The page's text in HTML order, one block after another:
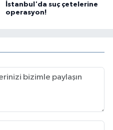
İstanbul'da suç çetelerine
operasyon!